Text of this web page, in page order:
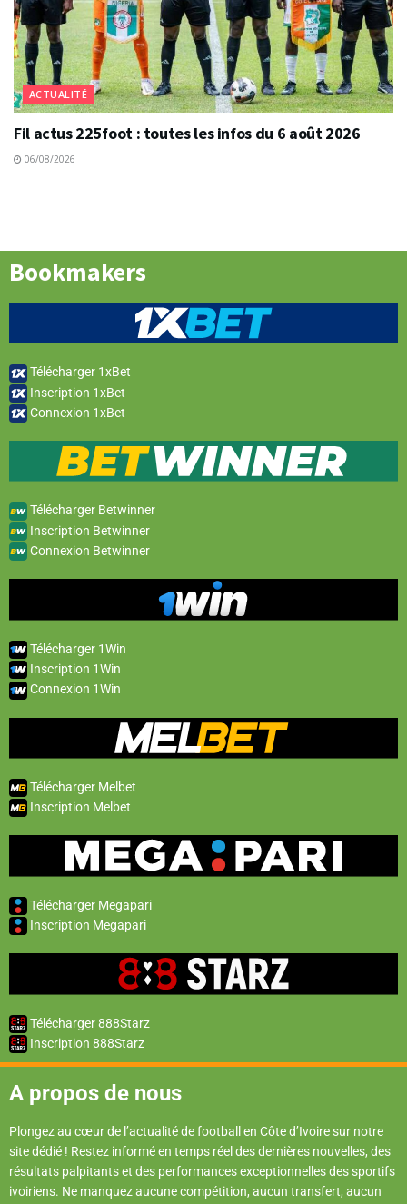
ACTUALITÉ
Fil actus 225foot : toutes les infos du 6 août 2026
06/08/2026
Bookmakers
Télécharger 1xBet
Inscription 1xBet
Connexion 1xBet
Télécharger Betwinner
Inscription Betwinner
Connexion Betwinner
Télécharger 1Win
Inscription 1Win
Connexion 1Win
Télécharger Melbet
Inscription Melbet
Télécharger Megapari
Inscription Megapari
Télécharger 888Starz
Inscription 888Starz
A propos de nous
Plongez au cœur de l’actualité de football en Côte d’Ivoire sur notre
site dédié ! Restez informé en temps réel des dernières nouvelles, des
résultats palpitants et des performances exceptionnelles des sportifs
ivoiriens. Ne manquez aucune compétition, aucun transfert, aucun